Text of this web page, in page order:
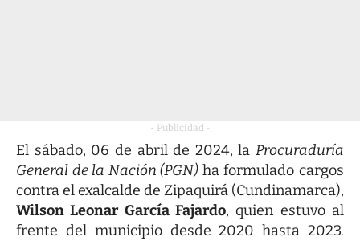
- Publicidad -
El sábado, 06 de abril de 2024, la Procuraduría
General de la Nación (PGN)ha formulado cargos
contra el exalcalde de Zipaquirá (Cundinamarca),
Wilson Leonar García Fajardo, quien estuvo al
frente del municipio desde 2020 hasta 2023.